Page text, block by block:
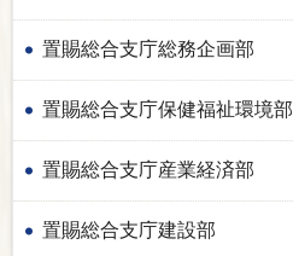
置賜総合支庁総務企画部
置賜総合支庁保健福祉環境部
置賜総合支庁産業経済部
置賜総合支庁建設部